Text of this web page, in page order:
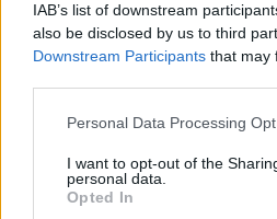
IAB’s list of downstream
also be disclosed by us to third
Downstream Participants that may
Please note that this website/app
not limited to your visit or usage
grant or deny consent to Google
use your data for below specified
Personal Data Processing
I want to opt-out of the
personal data.
Opted In
Σχόλια